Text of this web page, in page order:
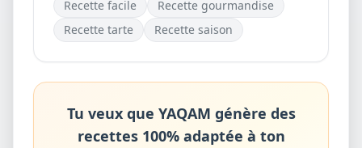
Recette facile Recette gourmandise
Recette tarte Recette saison
Tu veux que YAQAM génère des
recettes 100% adaptée à ton